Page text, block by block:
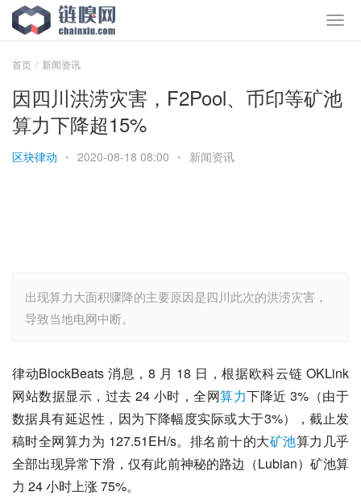
首页 新闻资讯
因四川洪涝灾害，F2Pool、币印等矿池
算力下降超15%
区块律动 • 2020-08-18 08:00 • 新闻资讯
出现算力大面积骤降的主要原因是四川此次的洪涝灾害，
导致当地电网中断。
律动BlockBeats 消息，8 月 18 日，根据欧科云链 OKLink
网站数据显示，过去 24 小时，全网算力下降近 3%（由于
数据具有延迟性，因为下降幅度实际或大于3%），截止发
稿时全网算力为 127.51EH/s。排名前十的大矿池算力几乎
全部出现异常下滑，仅有此前神秘的路边（Lubian）矿池算
力 24 小时上涨 75%。